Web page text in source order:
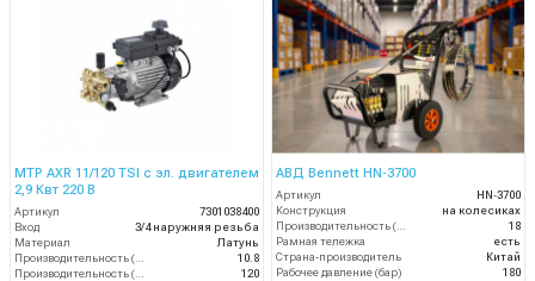
MTP AXR 11/120 TSI с эл. двигателем
2,9 Квт 220 В
Артикул
7301038400
Вход
3/4 наружняя резьба
Материал
Латунь
10.8
120
АВД Bennett HN‑3700
Артикул
HN‑3700
Конструкция
на колесиках
18
Рамная тележка
есть
Страна-производитель
Китай
Рабочее давление (бар)
180